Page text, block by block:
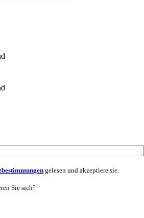
gelesen und akzeptiere sie.
Sie sich?